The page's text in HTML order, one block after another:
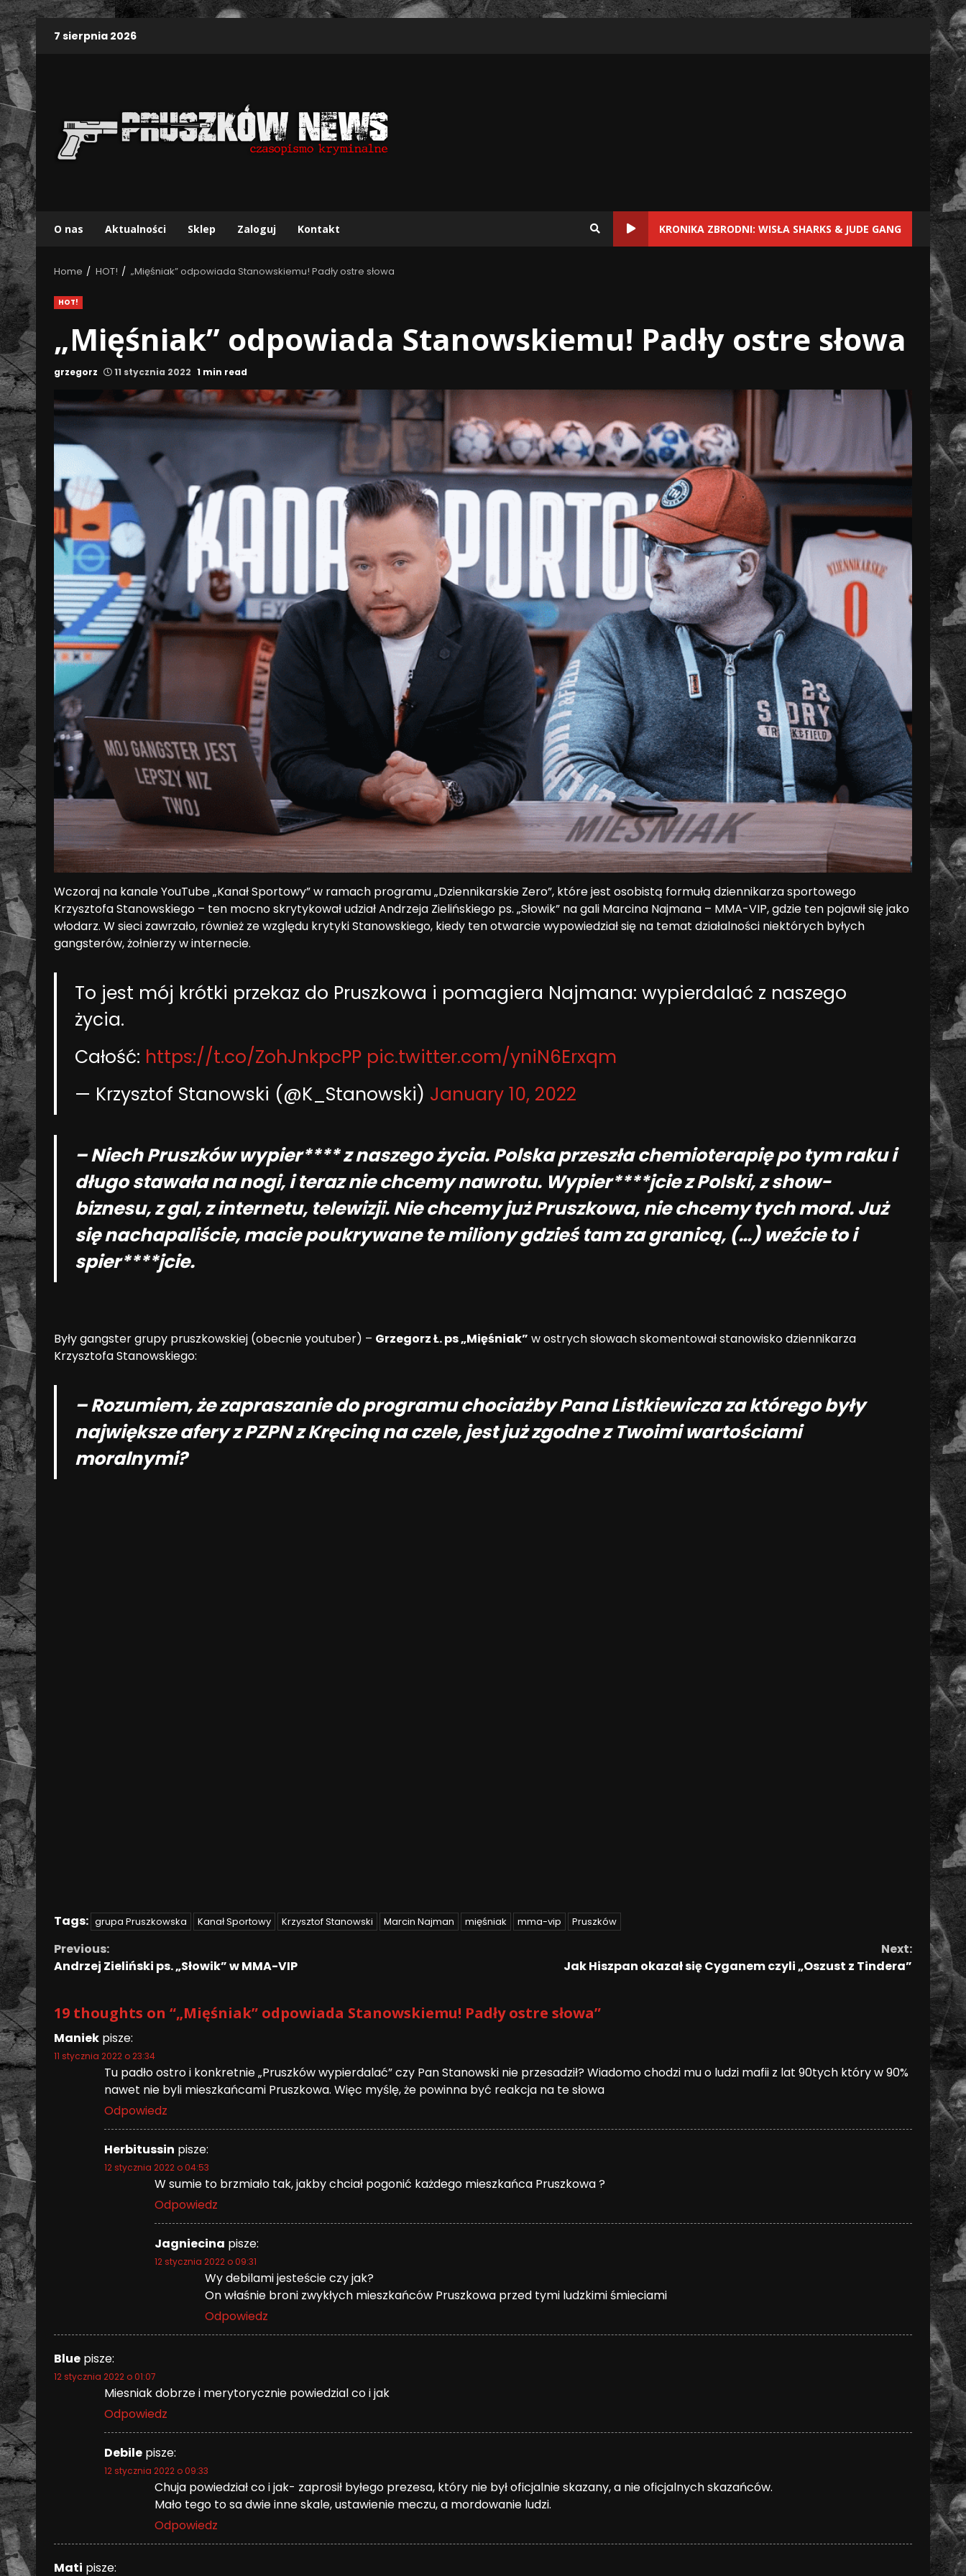
7 sierpnia 2026
O nas Aktualności Sklep Zaloguj Kontakt KRONIKA ZBRODNI: WISŁA SHARKS & JUDE GANG
Home HOT! „Mięśniak” odpowiada Stanowskiemu! Padły ostre słowa
HOT!
„Mięśniak” odpowiada Stanowskiemu! Padły ostre słowa
grzegorz 11 stycznia 2022 1 min read
Wczoraj na kanale YouTube „Kanał Sportowy” w ramach programu „Dziennikarskie Zero”, które jest osobistą formułą dziennikarza sportowego
Krzysztofa Stanowskiego – ten mocno skrytykował udział Andrzeja Zielińskiego ps. „Słowik” na gali Marcina Najmana – MMA-VIP, gdzie ten pojawił się jako
włodarz. W sieci zawrzało, również ze względu krytyki Stanowskiego, kiedy ten otwarcie wypowiedział się na temat działalności niektórych byłych
gangsterów, żołnierzy w internecie.
To jest mój krótki przekaz do Pruszkowa i pomagiera Najmana: wypierdalać z naszego
życia.
Całość: https://t.co/ZohJnkpcPP pic.twitter.com/yniN6Erxqm
— Krzysztof Stanowski (@K_Stanowski) January 10, 2022
– Niech Pruszków wypier**** z naszego życia. Polska przeszła chemioterapię po tym raku i
długo stawała na nogi, i teraz nie chcemy nawrotu. Wypier****jcie z Polski, z show-
biznesu, z gal, z internetu, telewizji. Nie chcemy już Pruszkowa, nie chcemy tych mord. Już
się nachapaliście, macie poukrywane te miliony gdzieś tam za granicą, (…) weźcie to i
spier****jcie.
Były gangster grupy pruszkowskiej (obecnie youtuber) – Grzegorz Ł. ps „Mięśniak” w ostrych słowach skomentował stanowisko dziennikarza
Krzysztofa Stanowskiego:
– Rozumiem, że zapraszanie do programu chociażby Pana Listkiewicza za którego były
największe afery z PZPN z Kręciną na czele, jest już zgodne z Twoimi wartościami
moralnymi?
Tags: grupa Pruszkowska Kanał Sportowy Krzysztof Stanowski Marcin Najman mięśniak mma-vip Pruszków
Previous:
Andrzej Zieliński ps. „Słowik” w MMA-VIP
Next:
Jak Hiszpan okazał się Cyganem czyli „Oszust z Tindera”
19 thoughts on “„Mięśniak” odpowiada Stanowskiemu! Padły ostre słowa”
Maniek pisze:
11 stycznia 2022 o 23:34
Tu padło ostro i konkretnie „Pruszków wypierdalać” czy Pan Stanowski nie przesadził? Wiadomo chodzi mu o ludzi mafii z lat 90tych który w 90%
nawet nie byli mieszkańcami Pruszkowa. Więc myślę, że powinna być reakcja na te słowa
Odpowiedz
Herbitussin pisze:
12 stycznia 2022 o 04:53
W sumie to brzmiało tak, jakby chciał pogonić każdego mieszkańca Pruszkowa ?
Odpowiedz
Jagniecina pisze:
12 stycznia 2022 o 09:31
Wy debilami jesteście czy jak?
On właśnie broni zwykłych mieszkańców Pruszkowa przed tymi ludzkimi śmieciami
Odpowiedz
Blue pisze:
12 stycznia 2022 o 01:07
Miesniak dobrze i merytorycznie powiedzial co i jak
Odpowiedz
Debile pisze:
12 stycznia 2022 o 09:33
Chuja powiedział co i jak- zaprosił byłego prezesa, który nie był oficjalnie skazany, a nie oficjalnych skazańców.
Mało tego to sa dwie inne skale, ustawienie meczu, a mordowanie ludzi.
Odpowiedz
Mati pisze: